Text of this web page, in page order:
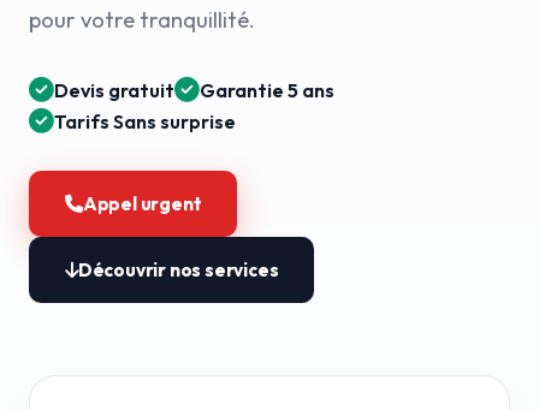
pour votre tranquillité.
Devis gratuit
Garantie 5 ans
Tarifs Sans surprise
Appel urgent
Découvrir nos services